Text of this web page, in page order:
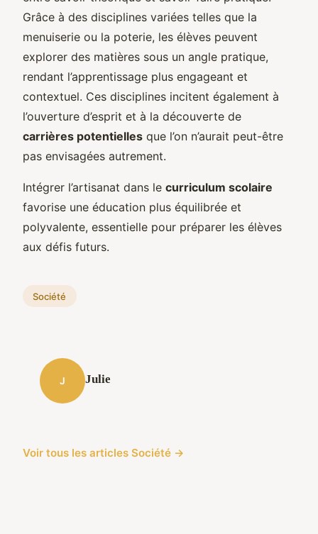
Grâce à des disciplines variées telles que la
menuiserie ou la poterie, les élèves peuvent
explorer des matières sous un angle pratique,
rendant l’apprentissage plus engageant et
contextuel. Ces disciplines incitent également à
l’ouverture d’esprit et à la découverte de
carrières potentielles que l’on n’aurait peut-être
pas envisagées autrement.
Intégrer l’artisanat dans le curriculum scolaire
favorise une éducation plus équilibrée et
polyvalente, essentielle pour préparer les élèves
aux défis futurs.
Société
J Julie
Voir tous les articles Société →